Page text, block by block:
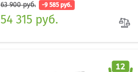
63 900 руб. -9 585 руб.
54 315 руб.